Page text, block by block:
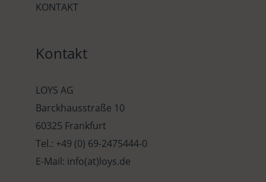
KONTAKT
Kontakt
LOYS AG
Barckhausstraße 10
60325 Frankfurt
Tel.: +49 (0) 69-2475444-0
E-Mail: info(at)loys.de